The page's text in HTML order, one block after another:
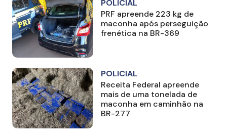
POLICIAL
PRF apreende 223 kg de
maconha após perseguição
frenética na BR-369
POLICIAL
Receita Federal apreende
mais de uma tonelada de
maconha em caminhão na
BR-277